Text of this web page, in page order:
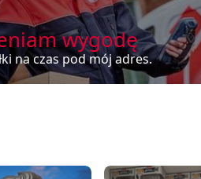
wygodę
na czas pod mój adres.